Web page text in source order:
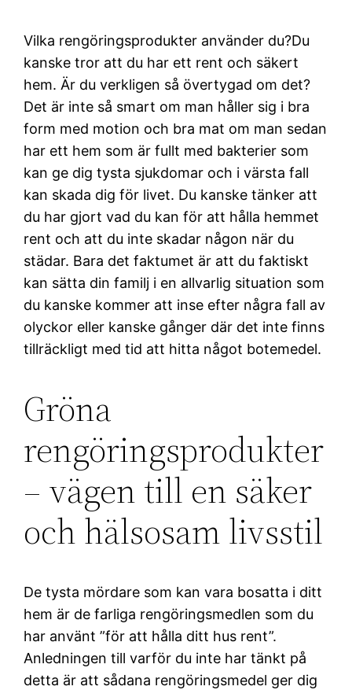
Vilka rengöringsprodukter använder du?Du
kanske tror att du har ett rent och säkert
hem. Är du verkligen så övertygad om det?
Det är inte så smart om man håller sig i bra
form med motion och bra mat om man sedan
har ett hem som är fullt med bakterier som
kan ge dig tysta sjukdomar och i värsta fall
kan skada dig för livet. Du kanske tänker att
du har gjort vad du kan för att hålla hemmet
rent och att du inte skadar någon när du
städar. Bara det faktumet är att du faktiskt
kan sätta din familj i en allvarlig situation som
du kanske kommer att inse efter några fall av
olyckor eller kanske gånger där det inte finns
tillräckligt med tid att hitta något botemedel.
Gröna
rengöringsprodukter
– vägen till en säker
och hälsosam livsstil
De tysta mördare som kan vara bosatta i ditt
hem är de farliga rengöringsmedlen som du
har använt ”för att hålla ditt hus rent”.
Anledningen till varför du inte har tänkt på
detta är att sådana rengöringsmedel ger dig